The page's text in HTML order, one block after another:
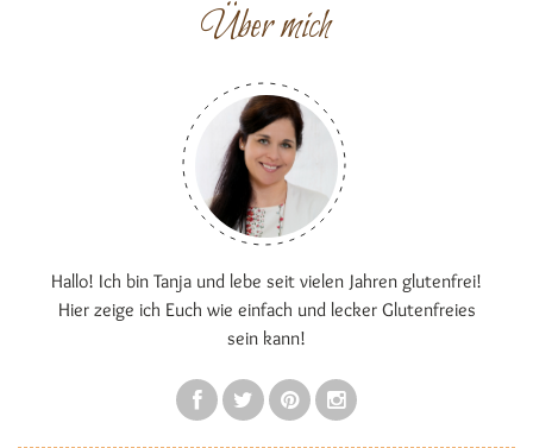
Über mich
Hallo! Ich bin Tanja und lebe seit vielen Jahren glutenfrei!
Hier zeige ich Euch wie einfach und lecker Glutenfreies
sein kann!